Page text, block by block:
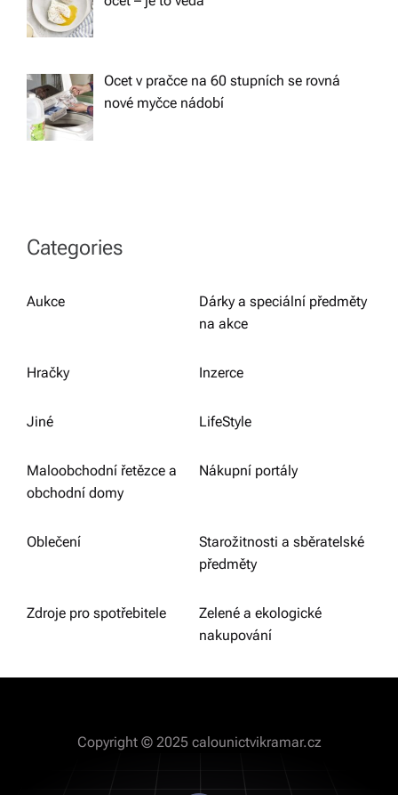
Ocet v pračce na 60 stupních se rovná
nové myčce nádobí
Categories
Aukce
Dárky a speciální předměty
na akce
Hračky Inzerce
Jiné LifeStyle
Maloobchodní řetězce a
obchodní domy
Nákupní portály
Oblečení
Starožitnosti a sběratelské
předměty
Zdroje pro spotřebitele
Zelené a ekologické
nakupování
Copyright © 2025 calounictvikramar.cz